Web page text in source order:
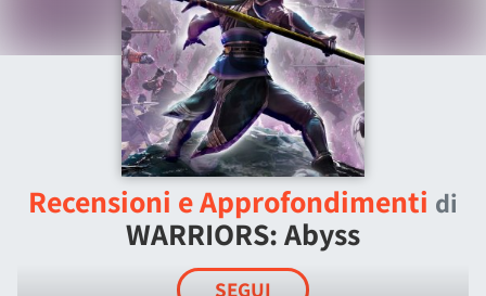
Recensioni e Approfondimenti di
WARRIORS: Abyss
SEGUI